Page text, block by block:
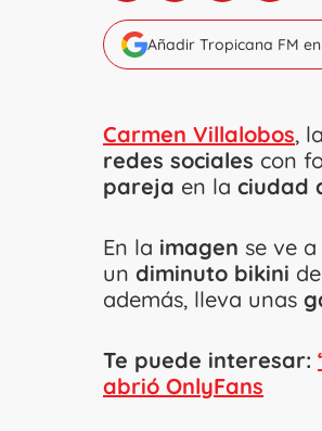
Añadir Tropicana FM
Carmen Villalobos,
redes sociales con
pareja en la ciudad
En la imagen se ve a
un diminuto bikini
además, lleva unas
Te puede interesar:
abrió OnlyFans